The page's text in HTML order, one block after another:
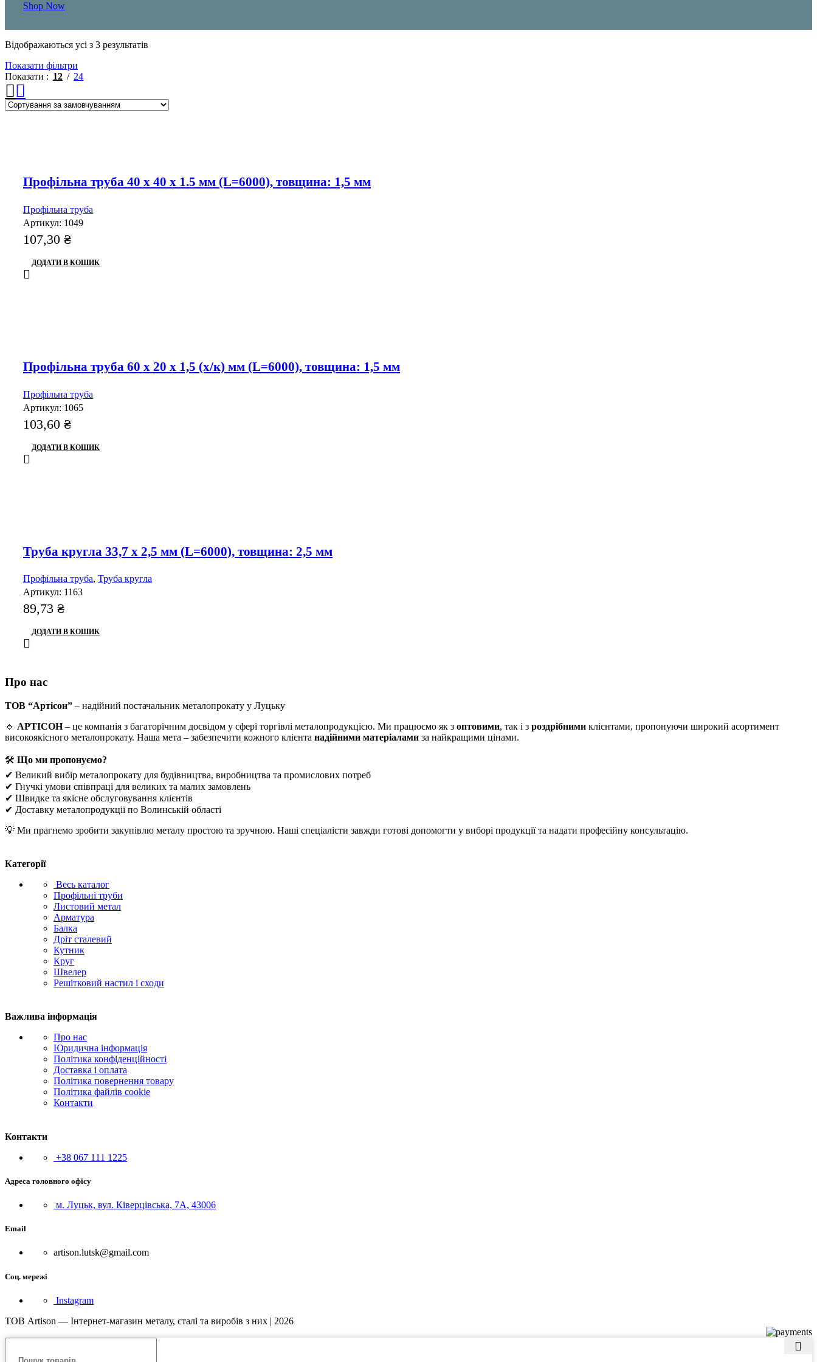
Shop Now
Відображаються усі з 3 результатів
Показати фільтри
Показати
12 24
Профільна труба 40 x 40 x 1.5 мм (L=6000), товщина: 1,5 мм
Профільна труба
Артикул: 1049
107,30 ₴
ДОДАТИ В КОШИК
Профільна труба 60 x 20 x 1,5 (х/к) мм (L=6000), товщина: 1,5 мм
Профільна труба
Артикул: 1065
103,60 ₴
ДОДАТИ В КОШИК
Труба кругла 33,7 x 2,5 мм (L=6000), товщина: 2,5 мм
Профільна труба, Труба кругла
Артикул: 1163
89,73 ₴
ДОДАТИ В КОШИК
Про нас
ТОВ “Артісон” – надійний постачальник металопрокату у Луцьку
🔹 АРТІСОН– це компанія з багаторічним досвідом у сфері торгівлі металопродукцією. Ми працюємо як з оптовими, так і з роздрібними клієнтами, пропонуючи широкий асортимент
високоякісного металопрокату. Наша мета – забезпечити кожного клієнта надійними матеріалами за найкращими цінами.
🛠 Що ми пропонуємо?
✔ Великий вибір металопрокату для будівництва, виробництва та промислових потреб
✔ Гнучкі умови співпраці для великих та малих замовлень
✔ Швидке та якісне обслуговування клієнтів
✔ Доставку металопродукції по Волинській області
💡 Ми прагнемо зробити закупівлю металу простою та зручною. Наші спеціалісти завжди готові допомогти у виборі продукції та надати професійну консультацію.
Категорії
Весь каталог
Профільні труби
Листовий метал
Арматура
Балка
Дріт сталевий
Кутник
Круг
Швелер
Решітковий настил і сходи
Важлива інформація
Про нас
Юридична інформація
Політика конфіденційності
Доставка і оплата
Політика повернення товару
Політика файлів cookie
Контакти
Контакти
+38 067 111 1225
Адреса головного офісу
м. Луцьк, вул. Ківерцівська, 7А, 43006
Email
artison.lutsk@gmail.com
Соц. мережі
Instagram
ТОВ Artison — Інтернет-магазин металу, сталі та виробів з них | 2026